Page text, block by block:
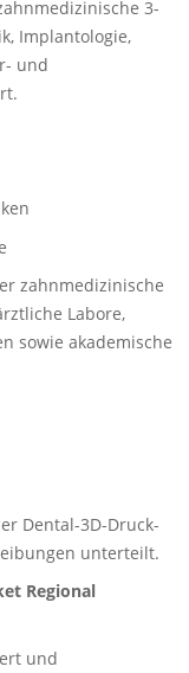
3-
Implantologie,
und
zahnmedizinische
Labore,
sowie akademische
Dental-3D-Druck-
unterteilt.
Regional
und